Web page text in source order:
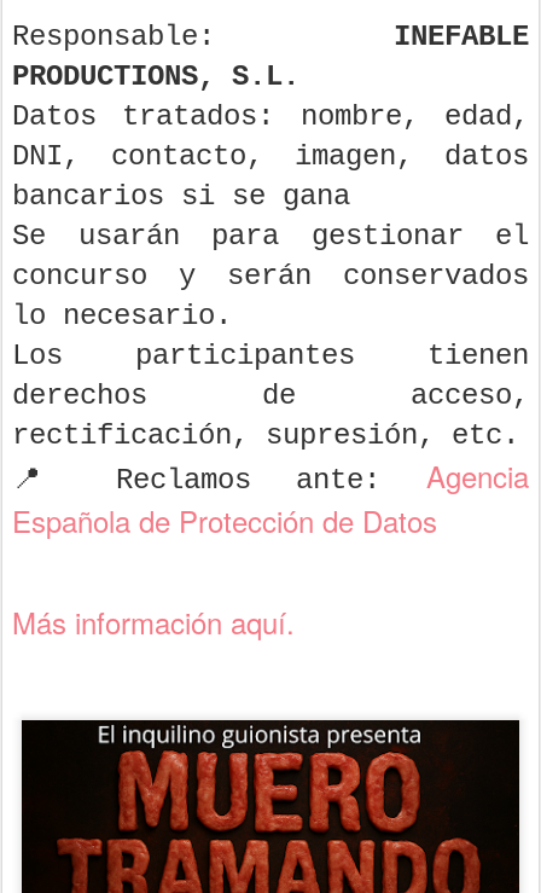
Responsable: INEFABLE
PRODUCTIONS, S.L.
Datos tratados: nombre, edad,
DNI, contacto, imagen, datos
bancarios si se gana
Se usarán para gestionar el
concurso y serán conservados
lo necesario.
Los participantes tienen
derechos de acceso,
rectificación, supresión, etc.
📍 Reclamos ante: Agencia
Española de Protección de Datos
Más información aquí.